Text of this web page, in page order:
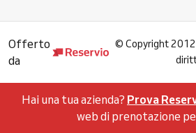
Offerto
da
© Copyright
Hai una tua azienda? Prova
web di prenotazione